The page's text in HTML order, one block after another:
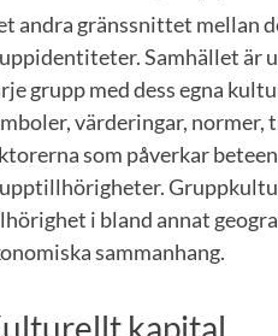
andra gränssnittet mellan
Samhället är
grupp med dess egna
värderingar,
som påverkar
i bland annat
sammanhang.
kapital